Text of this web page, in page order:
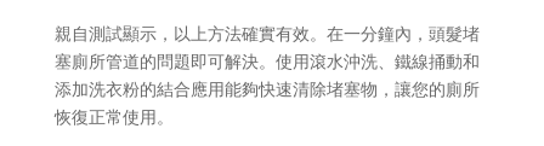
親自測試顯示，以上方法確實有效。在一分鐘內，頭髮堵
塞廁所管道的問題即可解決。使用滾水沖洗、鐵線捅動和
添加洗衣粉的結合應用能夠快速清除堵塞物，讓您的廁所
恢復正常使用。